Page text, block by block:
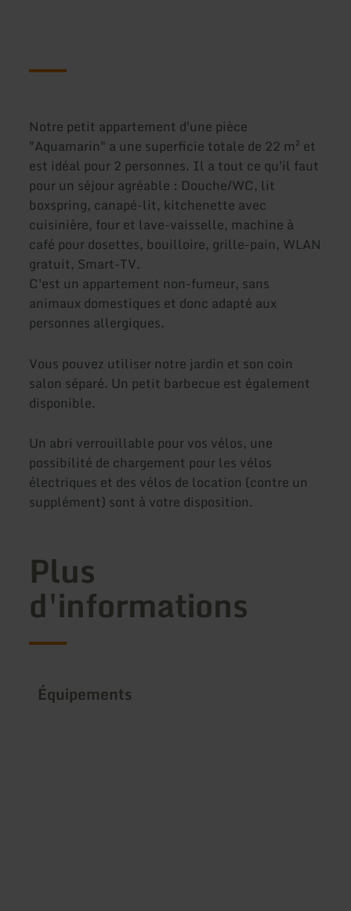
Notre petit appartement d'une pièce
"Aquamarin" a une superficie totale de 22 m² et
est idéal pour 2 personnes. Il a tout ce qu'il faut
pour un séjour agréable : Douche/WC, lit
boxspring, canapé-lit, kitchenette avec
cuisinière, four et lave-vaisselle, machine à
café pour dosettes, bouilloire, grille-pain, WLAN
gratuit, Smart-TV.
C'est un appartement non-fumeur, sans
animaux domestiques et donc adapté aux
personnes allergiques.
Vous pouvez utiliser notre jardin et son coin
salon séparé. Un petit barbecue est également
disponible.
Un abri verrouillable pour vos vélos, une
possibilité de chargement pour les vélos
électriques et des vélos de location (contre un
supplément) sont à votre disposition.
Plus
d'informations
Équipements